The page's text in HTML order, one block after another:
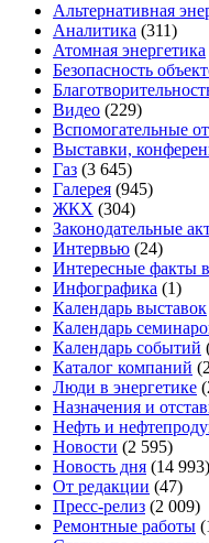
Альтернативная
Аналитика (311)
Атомная энергетика
Безопасность
Видео (229)
Вспомогательные
Выставки,
Газ (3 645)
Галерея (945)
ЖКХ (304)
Законодательные
Интервью (24)
Интересные факты
Инфографика (1)
Календарь выставок
Календарь
Календарь событий
Каталог компаний
Люди в энергетике
Назначения и
Нефть и
Новости (2 595)
Новость дня (14 993)
От редакции (47)
Пресс-релиз (2 009)
Ремонтные работы